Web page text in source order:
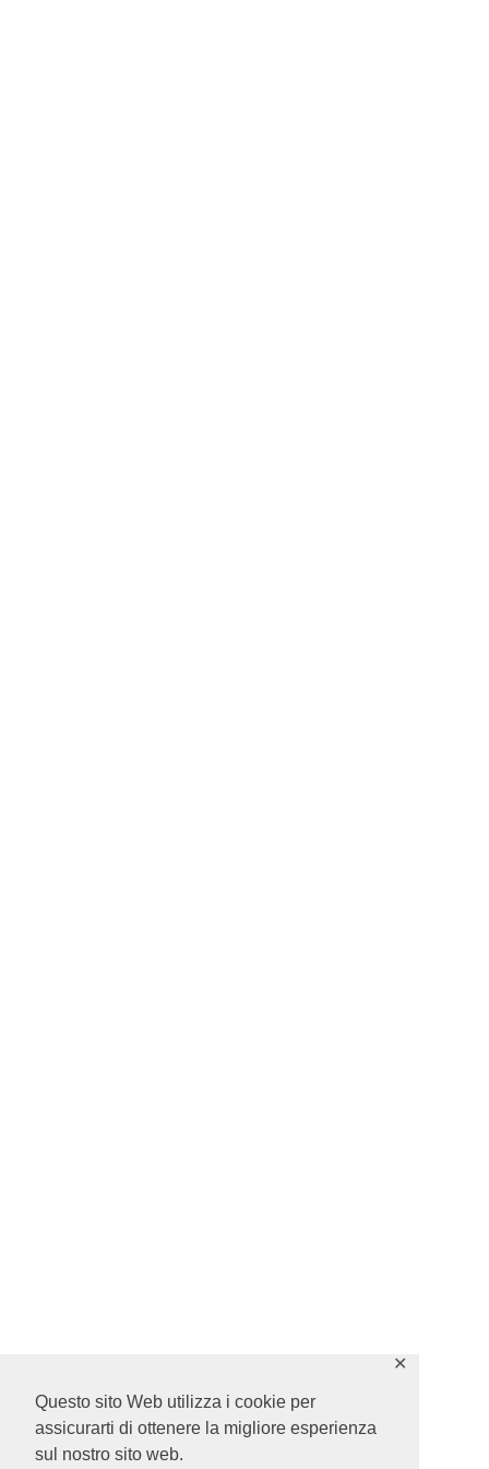
Questo sito Web utilizza i cookie per
assicurarti di ottenere la migliore esperienza
sul nostro sito web.
✕